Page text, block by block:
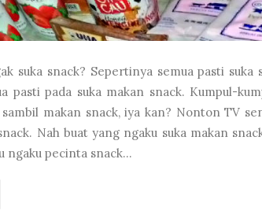
suka snack? Sepertinya semua pasti
pasti pada suka makan snack. Kumpul-
makan snack, iya kan? Nonton TV
Nah buat yang ngaku suka makan
ngaku pecinta snack...